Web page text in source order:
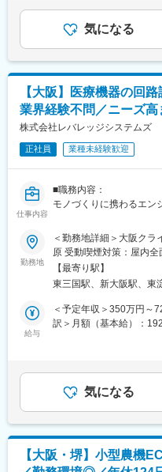
精密機器の電気回路設
＜業務詳細＞
産業用フィルタープレス
路の設計および開発業務
多数取り扱っており、各
拠した設計・ドキュメン
だきます。
＜ツール／開発環境＞
AUTO-CAD
海外顧客向け製品の設計
付きます。将来的に設備
がございます。
■勤務地補足：
・スキルに応じて「勤務
・持ち家率は30代「50％
・入社後、U/Iターンも可
・家族手当、単身赴任手
りもございます。エンジ
た、各専門ごとの技術研
ラスのグループ研修体制
ど、他社とは比べ物にな
きます。その結果が、「
「勤続16年以上のエンジ
気になる
【大阪】医療機器の回
業界経験不問／ニーズ高
株式会社レバレッジシステムズ
正社員 業種未経験歓迎
仕事内容
■職務内容：
モノづくりに携わるエン
ジニアを募集します。
本ポジションでは医療機
■業務詳細：
◇マイコン周辺回路およ
◇開発した基盤のEMC
ます。
また2次面接合格後、入
我々は、大手メーカのク
フトウェアを中心に技術
勤務地
＜勤務地詳細＞大阪クラ
原 受動喫煙対策：屋内
【最寄り駅】
東三国駅、新大阪駅、東
給与
＜予定年収＞350万円～
訳＞月額（基本給）：
30,000円■その他固定手
半：480万円（経験年数
年）60代前半：550万円
の金額であり、選考を通
額)は固定手当を含めた表
気になる
【大阪・堺】小型農機